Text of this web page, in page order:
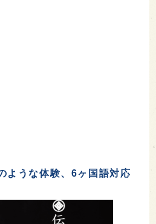
ような体験、6ヶ国語対応